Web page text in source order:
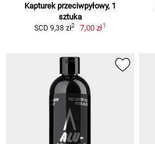
Kapturek przeciwpyłowy, 1
sztuka
SCD 9,38 zł2 7,00 zł1